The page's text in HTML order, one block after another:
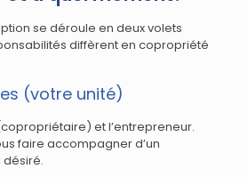
se déroule en deux volets
diffèrent en copropriété
(votre unité)
et l’entrepreneur.
faire accompagner d’un
désiré.